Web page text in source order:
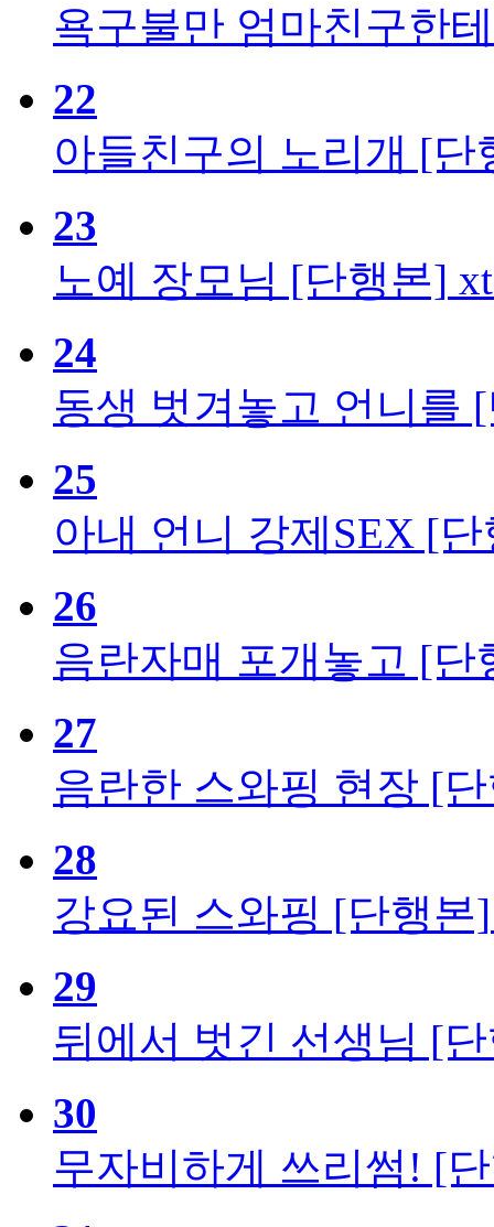
욕구불만 엄마친구한
22
아들친구의 노리개 [단
23
노예 장모님 [단행본]
24
동생 벗겨놓고 언니를
25
아내 언니 강제SEX [
26
음란자매 포개놓고 [단
27
음란한 스와핑 현장 [
28
강요된 스와핑 [단행본]
29
뒤에서 벗긴 선생님 [
30
무자비하게 쓰리썸! [